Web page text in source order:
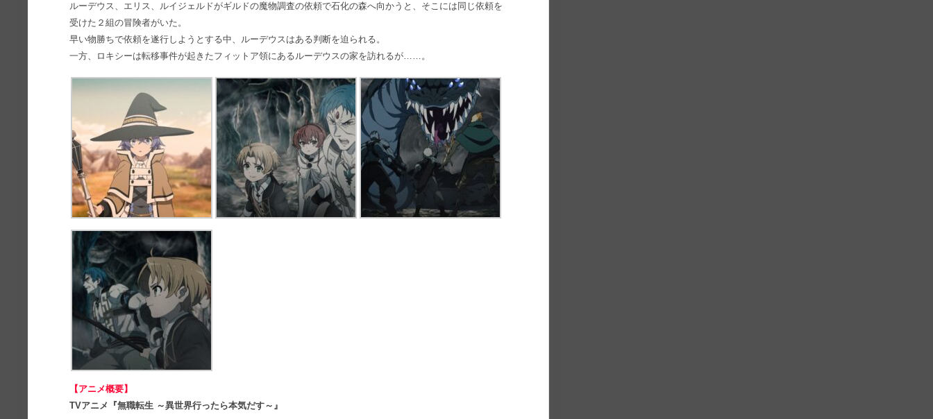
ルーデウス、エリス、ルイジェルドがギルドの魔物調査の依頼で石化の森へ向かうと、そこには同じ依頼を
受けた２組の冒険者がいた。
早い物勝ちで依頼を遂行しようとする中、ルーデウスはある判断を迫られる。
一方、ロキシーは転移事件が起きたフィットア領にあるルーデウスの家を訪れるが……。
【アニメ概要】
TVアニメ『無職転生 ～異世界行ったら本気だす～』